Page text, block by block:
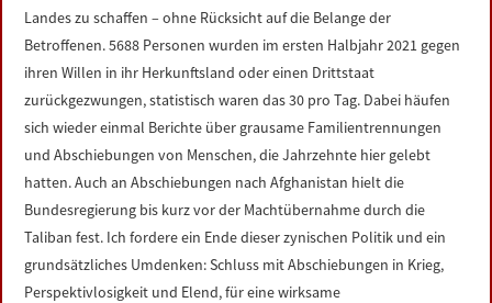
Landes zu schaffen – ohne Rücksicht auf die Belange der
Betroffenen. 5688 Personen wurden im ersten Halbjahr 2021 gegen
ihren Willen in ihr Herkunftsland oder einen Drittstaat
zurückgezwungen, statistisch waren das 30 pro Tag. Dabei häufen
sich wieder einmal Berichte über grausame Familientrennungen
und Abschiebungen von Menschen, die Jahrzehnte hier gelebt
hatten. Auch an Abschiebungen nach Afghanistan hielt die
Bundesregierung bis kurz vor der Machtübernahme durch die
Taliban fest. Ich fordere ein Ende dieser zynischen Politik und ein
grundsätzliches Umdenken: Schluss mit Abschiebungen in Krieg,
Perspektivlosigkeit und Elend, für eine wirksame